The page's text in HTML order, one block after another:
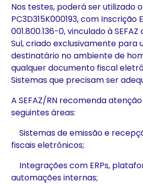
Nos testes, poderá ser utilizado o
PC3D315K000193, com Inscrição
001.800.136-0, vinculado à
Sul, criado exclusivamente para
destinatário no ambiente de
qualquer documento fiscal
Sistemas que precisam ser
A SEFAZ/RN recomenda
seguintes áreas:
Sistemas de emissão e
fiscais eletrônicos;
Integrações com ERPs,
automações internas;